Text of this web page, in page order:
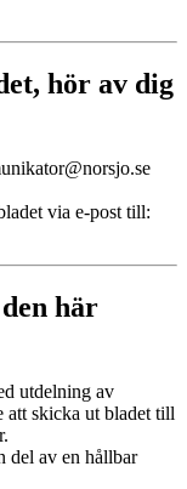
hör av dig
via e-post till:
här
utdelning av
att skicka ut bladet till
del av en hållbar